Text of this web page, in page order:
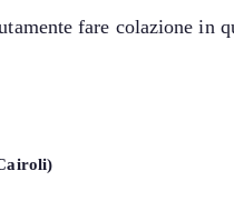
fare colazione in